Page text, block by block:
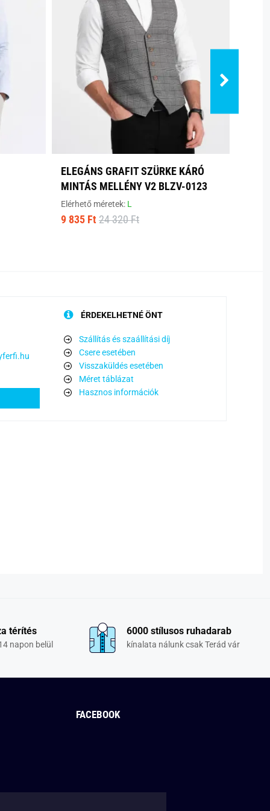
ELEGÁNS GRAFIT SZÜRKE KÁRÓ
MINTÁS MELLÉNY V2 BLZV-0123
Elérhető méretek: L
9 835 Ft 24 320 Ft
ÉRDEKELHETNÉ ÖNT
Szállítás és szaállítási díj
Csere esetében
Visszaküldés esetében
Méret táblázat
Hasznos információk
térítés
napon belül
6000 stílusos ruhadarab
kínalata nálunk csak Terád vár
FACEBOOK